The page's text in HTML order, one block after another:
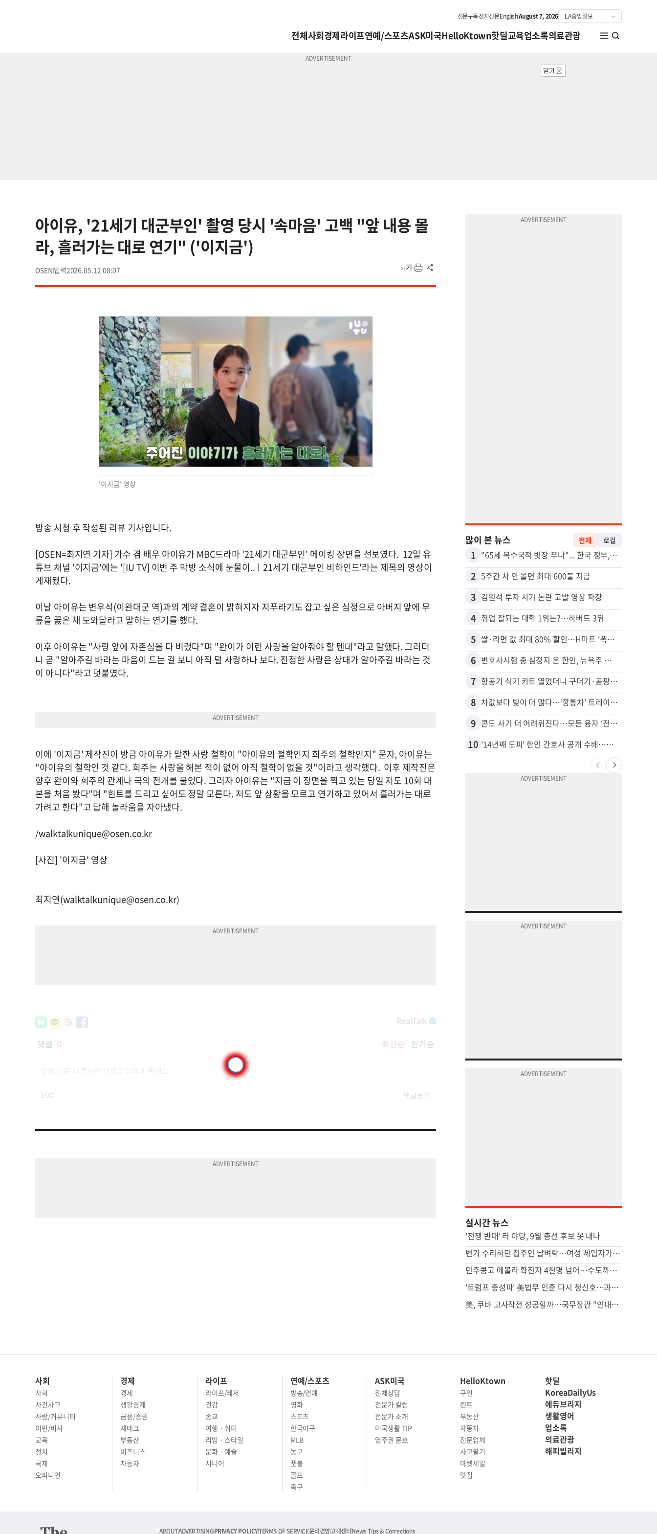
신문구독전자신문EnglishAugust 7, 2026
전체사회경제라이프연예/스포츠ASK미국HelloKtown핫딜교육업소록의료관광
아이유, '21세기 대군부인' 촬영 당시 '속마음' 고백 "앞 내용 몰
라, 흘러가는 대로 연기" ('이지금')
OSEN 2026.05.12 08:07
'이지금' 영상
방송 시청 후 작성된 리뷰 기사입니다.
[OSEN=최지연 기자] 가수 겸 배우 아이유가 MBC드라마 '21세기 대군부인' 메이킹 장면을 선보였다. 12일 유
튜브 채널 '이지금'에는 '[IU TV] 이번 주 막방 소식에 눈물이..ㅣ21세기 대군부인 비하인드'라는 제목의 영상이
게재됐다.
이날 아이유는 변우석(이완대군 역)과의 계약 결혼이 밝혀지자 지푸라기도 잡고 싶은 심정으로 아버지 앞에 무
릎을 꿇은 채 도와달라고 말하는 연기를 했다.
이후 아이유는 "사랑 앞에 자존심을 다 버렸다"며 "완이가 이런 사랑을 알아줘야 할 텐데"라고 말했다. 그러더
니 곧 "알아주길 바라는 마음이 드는 걸 보니 아직 덜 사랑하나 보다. 진정한 사랑은 상대가 알아주길 바라는 것
이 아니다"라고 덧붙였다.
이에 '이지금' 제작진이 방금 아이유가 말한 사랑 철학이 "아이유의 철학인지 희주의 철학인지" 묻자, 아이유는
"아이유의 철학인 것 같다. 희주는 사랑을 해본 적이 없어 아직 철학이 없을 것"이라고 생각했다. 이후 제작진은
향후 완이와 희주의 관계나 극의 전개를 물었다. 그러자 아이유는 "지금 이 장면을 찍고 있는 당일 저도 10회 대
본을 처음 봤다"며 "힌트를 드리고 싶어도 정말 모른다. 저도 앞 상황을 모르고 연기하고 있어서 흘러가는 대로
가려고 한다"고 답해 놀라움을 자아냈다.
/walktalkunique@osen.co.kr
[사진] '이지금' 영상
최지연(walktalkunique@osen.co.kr)
많이 본 뉴스 전체 로컬
1 "65세 복수국적 빗장 푸나"... 한국 정부, 연령 완화 전면 추진
2 5주간 차 안 몰면 최대 600불 지급
3 김원석 투자 사기 논란 고발 영상 파장
4 취업 잘되는 대학 1위는?…하버드 3위
5 쌀·라면 값 최대 80% 할인…H마트 ‘폭탄 세일’
6 변호사시험 중 심정지 온 한인, 뉴욕주 제소
7 항공기 식기 카트 열었더니 구더기·곰팡이…LAX 기내식 업체 논란
8 차값보다 빚이 더 많다…‘깡통차’ 트레이드인 급증
9 콘도 사기 더 어려워진다…모든 융자 ‘전체 심사’
10 '14년째 도피' 한인 간호사 공개 수배…메디케어 사기 유죄
실시간 뉴스
'전쟁 반대' 러 야당, 9월 총선 후보 못 내나
변기 수리하던 집주인 날벼락…여성 세입자가 흉기로 찔렀다
민주콩고 에볼라 확진자 4천명 넘어…수도까지 번질라 비상
'트럼프 충성파' 美법무 인준 다시 청신호…과반 찬성표 확보(종합)
美, 쿠바 고사작전 성공할까…국무장관 "인내와 끈기로 옥죌 것"
사회
사회
사건사고
사람/커뮤니티
이민/비자
교육
정치
국제
오피니언
경제
경제
생활경제
금융/증권
재테크
부동산
비즈니스
자동차
라이프
라이프/레저
건강
종교
여행 · 취미
리빙 · 스타일
문화 · 예술
시니어
연예/스포츠
방송/연예
영화
스포츠
한국야구
MLB
농구
풋볼
골프
축구
ASK미국
전체상담
전문가 칼럼
전문가 소개
미국생활 TIP
영주권 문호
HelloKtown
구인
렌트
부동산
자동차
전문업체
사고팔기
마켓세일
맛집
핫딜
KoreaDailyUs
에듀브리지
생활영어
업소록
의료관광
해피빌리지
ABOUTADVERTISINGPRIVACY POLICYTERMS OF SERVICE윤리경영고객센터News Tips & Corrections